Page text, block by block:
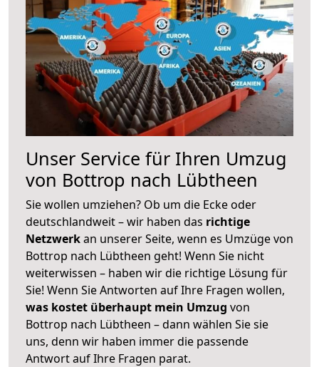
Unser Service für Ihren Umzug
von Bottrop nach Lübtheen
Sie wollen umziehen? Ob um die Ecke oder
deutschlandweit – wir haben das richtige
Netzwerkan unserer Seite, wenn es Umzüge von
Bottrop nach Lübtheen geht! Wenn Sie nicht
weiterwissen – haben wir die richtige Lösung für
Sie! Wenn Sie Antworten auf Ihre Fragen wollen,
was kostet überhaupt mein Umzug von
Bottrop nach Lübtheen – dann wählen Sie sie
uns, denn wir haben immer die passende
Antwort auf Ihre Fragen parat.